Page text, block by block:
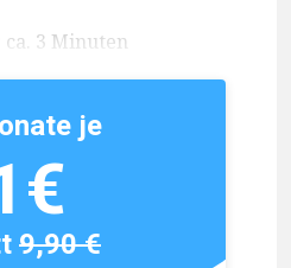
3 Minuten
je
9,90 €